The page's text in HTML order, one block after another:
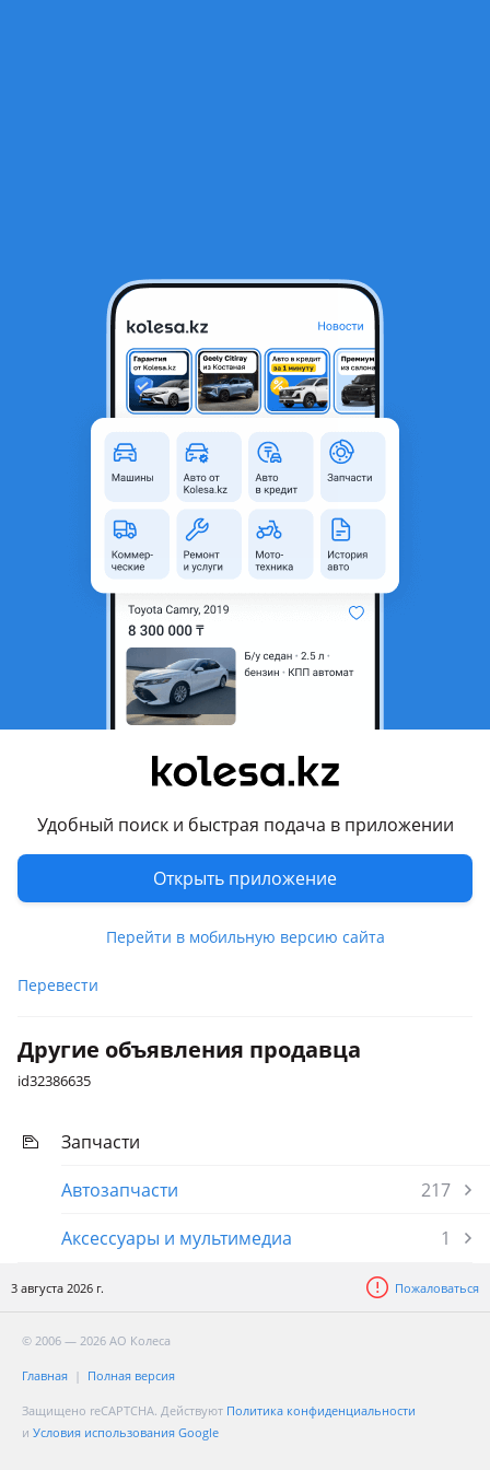
Удобный поиск и быстрая подача в приложении
Открыть приложение
Перейти в мобильную версию сайта
Подушка двигателя
Алматы, Алматинская
область
Новая
Код запчасти
4F0199379BF
Подходит на авто
Audi A6 allroad
2008 - 2011 C6 рестайлинг, 2004 - 2008 C6
Комментарий продавца
Для двигателей 2.4.2.8.3.0.3.2
Автозапчасти для
По двигателю и ходовой части
Перевести
Другие объявления продавца
id32386635
Запчасти
Автозапчасти
217
Аксессуары и мультимедиа
1
3 августа 2026 г. Пожаловаться
© 2006 — 2026 АО Колеса
Главная Полная версия
Защищено reCAPTCHA. Действуют Политика конфиденциальности
и Условия использования Google